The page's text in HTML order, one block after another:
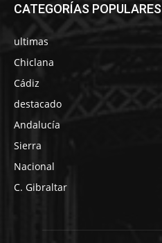
CATEGORÍAS POPULARES
ultimas
Chiclana
Cádiz
destacado
Andalucía
Sierra
Nacional
C. Gibraltar